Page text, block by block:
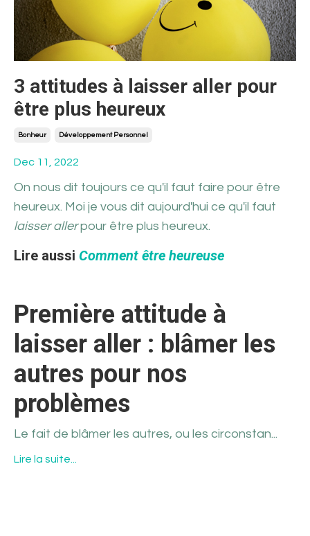
3 attitudes à laisser aller pour
être plus heureux
Bonheur Développement Personnel
Dec 11, 2022
On nous dit toujours ce qu'il faut faire pour être
heureux. Moi je vous dit aujourd'hui ce qu'il faut
laisser allerpour être plus heureux.
Lire aussi Comment être heureuse
Première attitude à
laisser aller : blâmer les
autres pour nos
problèmes
Le fait de blâmer les autres, ou les circonstan...
Lire la suite...